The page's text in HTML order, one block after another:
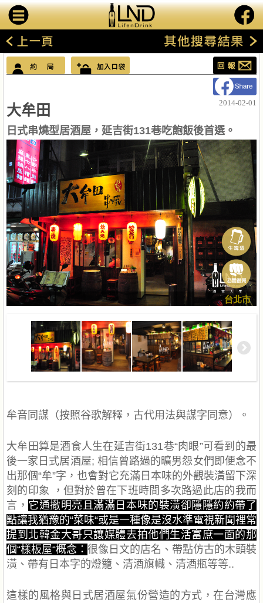
大牟田 2014-02-01
日式串燒型居酒屋，延吉街131巷吃飽飯後首選。
台北市
牟音同謀（按照谷歌解釋，古代用法與謀字同意）。
大牟田算是酒食人生在延吉街131巷“肉眼”可看到的最
後一家日式居酒屋; 相信曾路過的曠男怨女們即便念不
出那個“牟”字，也會對它充滿日本味的外觀裝潢留下深
刻的印象 ，但對於曾在下班時間多次路過此店的我而
言， 它通撤明亮且滿滿日本味的裝潢卻隱隱約約帶了
點讓我猶豫的“菜味“或是一種像是沒水準電視新聞裡常
提到北韓金大哥只讓媒體去拍他們生活富庶一面的那
個“樣板屋“概念： 很像日文的店名、帶點仿古的木頭裝
潢、帶有日本字的燈籠、清酒旗幟、清酒瓶等等..
這樣的風格與日式居酒屋氣份營造的方式，在台灣應